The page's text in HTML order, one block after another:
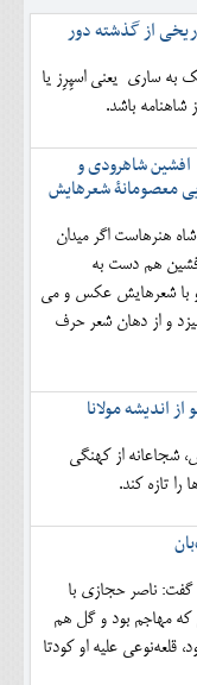
از گذشته دور
به ساری یعنی اسپِرِز یا
شاهنامه باشد.
افشین شاهرودی و
معصومانۀ شعرهایش
هنرهاست اگر میدان
هم دست به
با شعرهایش عکس و می
و از دهان شعر حرف
اندیشه مولانا
شجاعانه از کهنگی
را تازه کند.
ناصر حجازی با
که مهاجم بود و گل هم
قلعه‌نوعی علیه او کودتا